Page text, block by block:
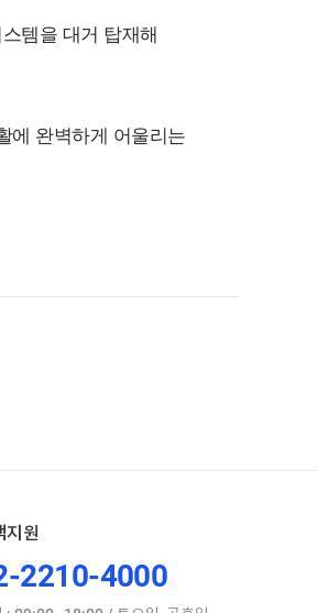
템을 대거 탑재해
에 완벽하게 어울리는
지원
2210-4000